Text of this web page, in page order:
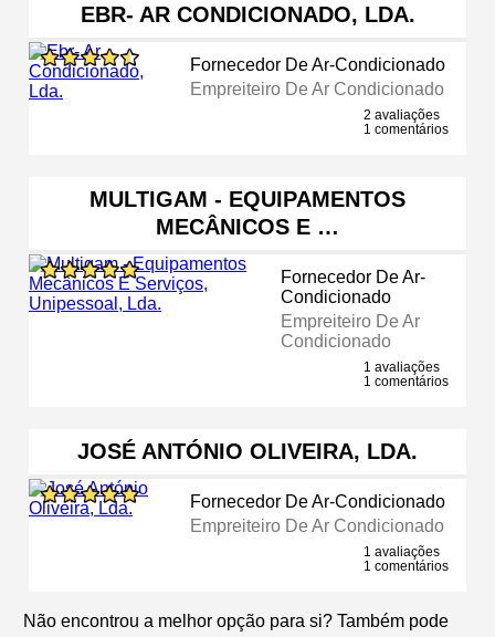
EBR- AR CONDICIONADO, LDA.
Fornecedor De Ar-Condicionado
Empreiteiro De Ar Condicionado
2 avaliações
1 comentários
MULTIGAM - EQUIPAMENTOS
MECÂNICOS E …
Fornecedor De Ar-
Condicionado
Empreiteiro De Ar
Condicionado
1 avaliações
1 comentários
JOSÉ ANTÓNIO OLIVEIRA, LDA.
Fornecedor De Ar-Condicionado
Empreiteiro De Ar Condicionado
1 avaliações
1 comentários
Não encontrou a melhor opção para si? Também pode